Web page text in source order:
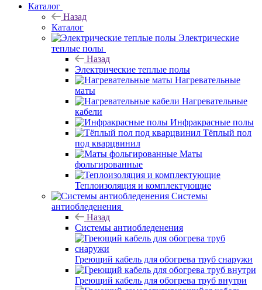
Каталог
Назад
Каталог
Электрические
теплые полы
Назад
Электрические теплые полы
Нагревательные
маты
Нагревательные
кабели
Инфракрасные полы
Тёплый пол
под кварцвинил
Маты
фольгированные
Теплоизоляция и комплектующие
Системы
антиобледенения
Назад
Системы антиобледенения
Греющий кабель для обогрева труб снаружи
Греющий кабель для обогрева труб внутри